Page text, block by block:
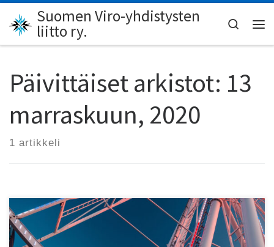
Skip to content
Suomen Viro-yhdistysten
liitto ry.
Search
Päivittäiset arkistot: 13
marraskuun, 2020
1 artikkeli